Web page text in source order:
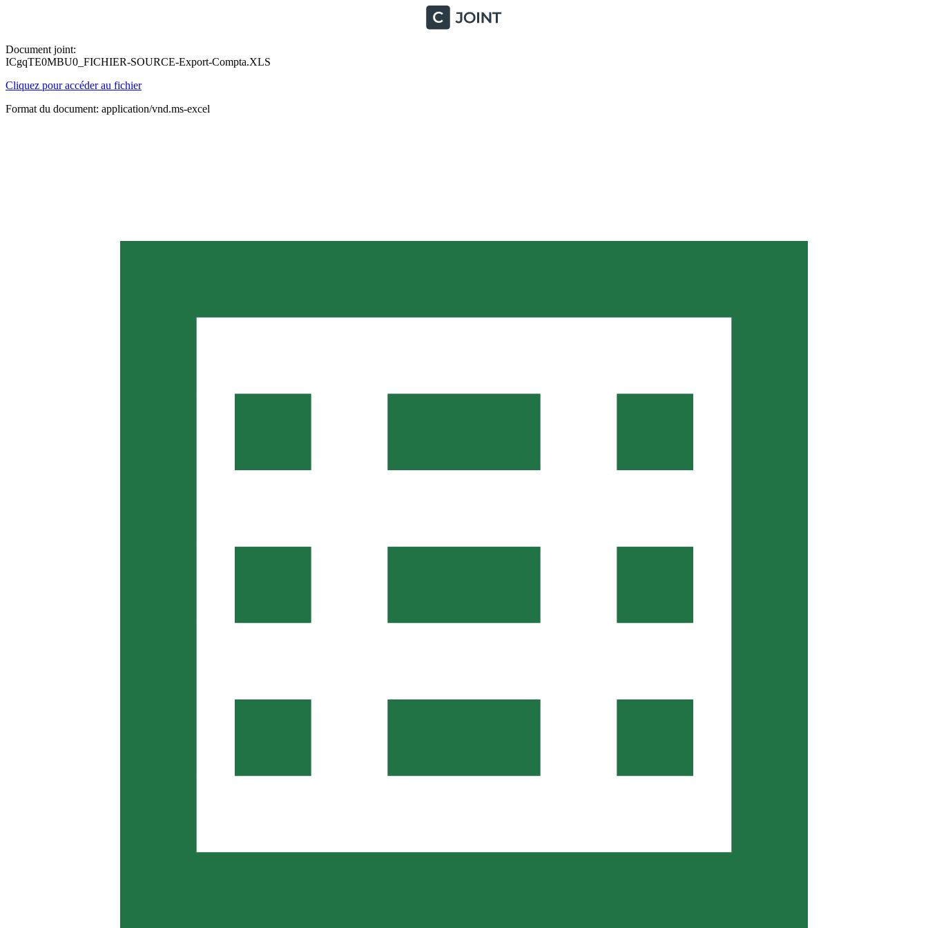
Document joint:
ICgqTE0MBU0_FICHIER-SOURCE-Export-Compta.XLS
Cliquez pour accéder au fichier
Format du document: application/vnd.ms-excel